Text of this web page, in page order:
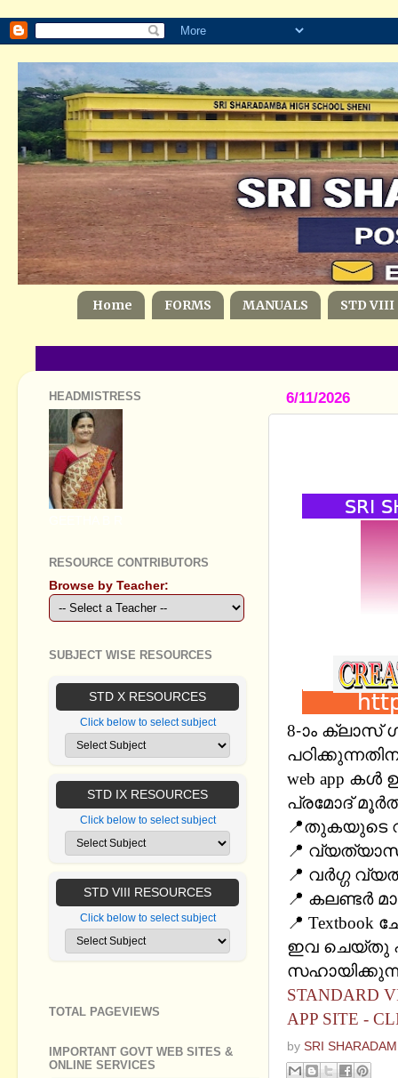
Home FORMS MANUALS STD VIII
6/11/2026
8-ാം ക്ലാസ്
web app കൾ
പ്രമോദ്
📍തുകയുടെ
📍 വ്യത്യാസ
📍 വർഗ്ഗ
📍 കലണ്ടർ
📍
ഇവ ചെയ്തു
സഹായിക്കുന്ന
STANDARD
APP SITE -
by SRI
HEADMISTRESS
RESOURCE CONTRIBUTORS
Browse by Teacher:
SUBJECT WISE RESOURCES
STD X RESOURCES
Click below to select subject
STD IX RESOURCES
Click below to select subject
STD VIII RESOURCES
Click below to select subject
TOTAL PAGEVIEWS
IMPORTANT GOVT WEB SITES &
ONLINE SERVICES